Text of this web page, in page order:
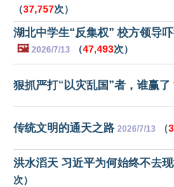
（37,757次）
湖北中学生“反集权” 校方领导
🖼️ 2026/7/13 （47,493次）
狠抓严打“以灾乱国”者，谁赢了
传统文明的通天之路 2026/7/13 （
洪水滔天 习近平为何始终不去现
次）